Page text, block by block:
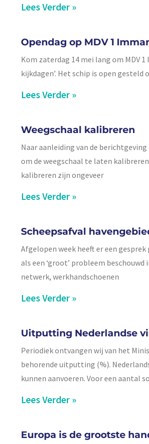
Lees Verder »
Opendag op MDV 1
Kom zaterdag 14 mei lang om MDV
kijkdagen’. Het schip is open gesteld
Lees Verder »
Weegschaal kalibreren
Naar aanleiding van de
om de weegschaal te laten
kalibreren zijn ongeveer
Lees Verder »
Scheepsafval
Afgelopen week heeft er een
als een ‘groot’ probleem
netwerk, werkhandschoenen
Lees Verder »
Uitputting Nederlandse
Periodiek ontvangen wij van het
behorende uitputting (%).
kunnen aanvoeren. Voor een aantal
Lees Verder »
Europa is de grootste